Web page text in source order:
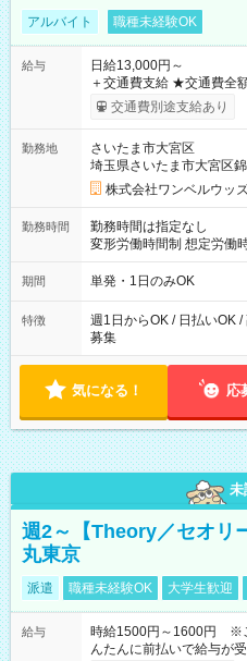
アルバイト 職種未経験OK
給与
日給13,000円～
＋交通費支給 ★交通費全額支給！ ┗案件により規定あり ★日払
いOK！（規定あり） ┗働
ンビニATMから 日払い分を引き落
交通費別途支給あり
勤務地
さいたま市大宮区
埼玉県さいたま市大宮区
株式会社ワンベルウッ
勤務時間
勤務時間は指定なし
変形労働時間制 想定労働時間160時間/月
～21：00
期間 単発・1日のみOK
特徴
週1日からOK / 日払いOK
募集
気になる！ 応
未
週2～【Theory／セオ
丸東京
派遣 職種未経験OK 大学生歓迎
給与
時給1500円～1600円 ※
んたんに前払いで給与が